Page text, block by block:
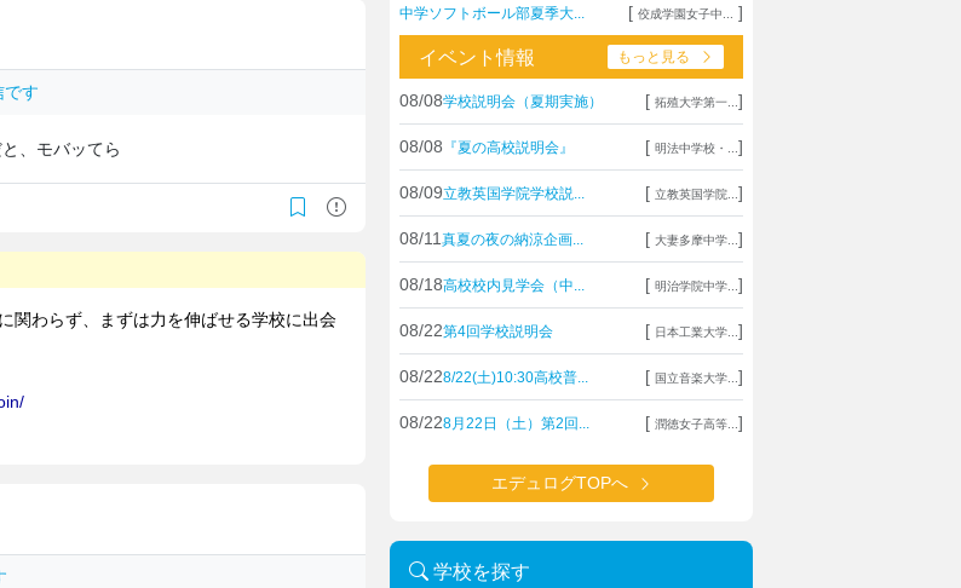
です
、モバッてら
中学ソフトボール部夏季大... [ 佼成学園女子中... ]
イベント情報 もっと見る
08/08学校説明会（夏期実施） [ 拓殖大学第一... ]
08/08 『夏の高校説明会』 [ 明法中学校・... ]
08/09立教英国学院学校説... [ 立教英国学院... ]
08/11 真夏の夜の納涼企画... [ 大妻多摩中学... ]
08/18高校校内見学会（中... [ 明治学院中学... ]
08/22第4回学校説明会 [ 日本工業大学... ]
08/228/22(土)10:30高校普... [ 国立音楽大学... ]
08/228月22日（土）第2回... [ 潤徳女子高等... ]
エデュログTOPへ
学校を探す